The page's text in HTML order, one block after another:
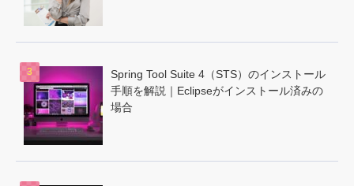
Spring Tool Suite 4（STS）のインストール
手順を解説｜Eclipseがインストール済みの
場合